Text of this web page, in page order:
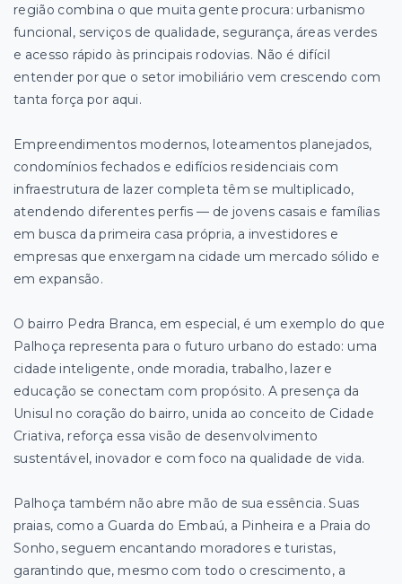
região combina o que muita gente procura: urbanismo
funcional, serviços de qualidade, segurança, áreas verdes
e acesso rápido às principais rodovias. Não é difícil
entender por que o setor imobiliário vem crescendo com
tanta força por aqui.
Empreendimentos modernos, loteamentos planejados,
condomínios fechados e edifícios residenciais com
infraestrutura de lazer completa têm se multiplicado,
atendendo diferentes perfis — de jovens casais e famílias
em busca da primeira casa própria, a investidores e
empresas que enxergam na cidade um mercado sólido e
em expansão.
O bairro Pedra Branca, em especial, é um exemplo do que
Palhoça representa para o futuro urbano do estado: uma
cidade inteligente, onde moradia, trabalho, lazer e
educação se conectam com propósito. A presença da
Unisul no coração do bairro, unida ao conceito de Cidade
Criativa, reforça essa visão de desenvolvimento
sustentável, inovador e com foco na qualidade de vida.
Palhoça também não abre mão de sua essência. Suas
praias, como a Guarda do Embaú, a Pinheira e a Praia do
Sonho, seguem encantando moradores e turistas,
garantindo que, mesmo com todo o crescimento, a